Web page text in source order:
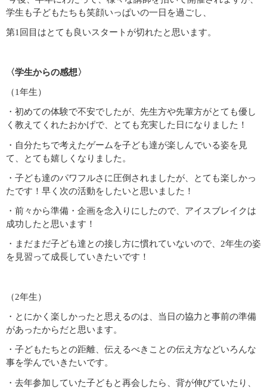
学生も子どもたちも笑顔いっぱいの一日を過ごし、
第1回目はとても良いスタートが切れたと思います。
〈学生からの感想〉
（1年生）
・初めての体験で不安でしたが、先生方や先輩方がとても優し
く教えてくれたおかげで、とても充実した日になりました！
・自分たちで考えたゲームを子ども達が楽しんでいる姿を見
て、とても嬉しくなりました。
・子ども達のパワフルさに圧倒されましたが、とても楽しかっ
たです！早く次の活動をしたいと思いました！
・前々から準備・企画を念入りにしたので、アイスブレイクは
成功したと思います！
・まだまだ子ども達との接し方に慣れていないので、2年生の姿
を見習って成長していきたいです！
（2年生）
・とにかく楽しかったと思えるのは、当日の協力と事前の準備
があったからだと思います。
・子どもたちとの距離、伝えるべきことの伝え方などいろんな
事を学んでいきたいです。
・去年参加していた子どもと再会したら、背が伸びていたり、